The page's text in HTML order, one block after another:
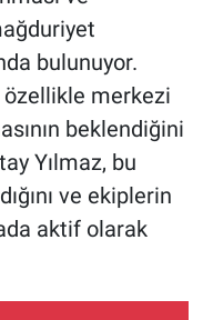
bulunuyor.
merkezi
beklendiğini
Yılmaz, bu
ve ekiplerin
aktif olarak